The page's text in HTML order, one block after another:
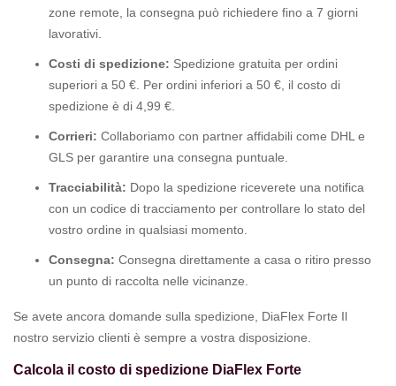
zone remote, la consegna può richiedere fino a 7 giorni
lavorativi.
Costi di spedizione: Spedizione gratuita per ordini
superiori a 50 €. Per ordini inferiori a 50 €, il costo di
spedizione è di 4,99 €.
Corrieri: Collaboriamo con partner affidabili come DHL e
GLS per garantire una consegna puntuale.
Tracciabilità: Dopo la spedizione riceverete una notifica
con un codice di tracciamento per controllare lo stato del
vostro ordine in qualsiasi momento.
Consegna: Consegna direttamente a casa o ritiro presso
un punto di raccolta nelle vicinanze.
Se avete ancora domande sulla spedizione, DiaFlex Forte Il
nostro servizio clienti è sempre a vostra disposizione.
Calcola il costo di spedizione DiaFlex Forte